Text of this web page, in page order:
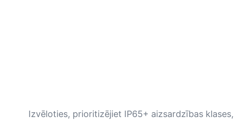
Izvēloties, prioritizējiet IP65+ aizsardzības klases,